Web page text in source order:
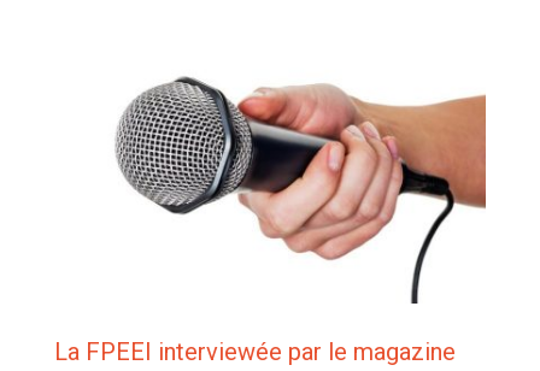
La FPEEI interviewée par le magazine